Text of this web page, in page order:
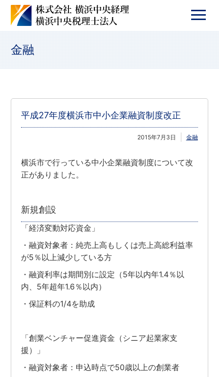
金融
平成27年度横浜市中小企業融資制度改正
2015年7月3日 金融
横浜市で行っている中小企業融資制度について改
正がありました。
新規創設
「経済変動対応資金」
・融資対象者：純売上高もしくは売上高総利益率
が5％以上減少している方
・融資利率は期間別に設定（5年以内年1.4％以
内、5年超年1.6％以内）
・保証料の1/4を助成
「創業ベンチャー促進資金（シニア起業家支
援）」
・融資対象者：申込時点で50歳以上の創業者